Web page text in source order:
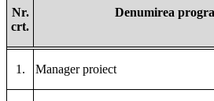
Nr.
crt.
Denumirea
1. Manager proiect